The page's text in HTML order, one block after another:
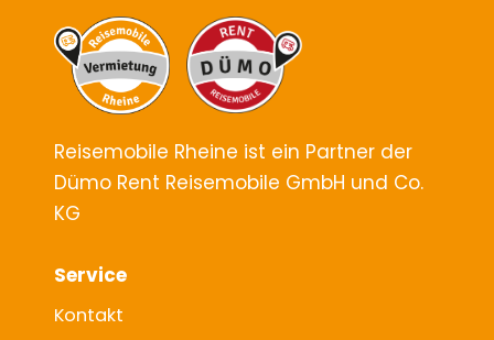
Reisemobile Rheine ist ein Partner der
Dümo Rent Reisemobile GmbH und Co.
KG
Service
Kontakt